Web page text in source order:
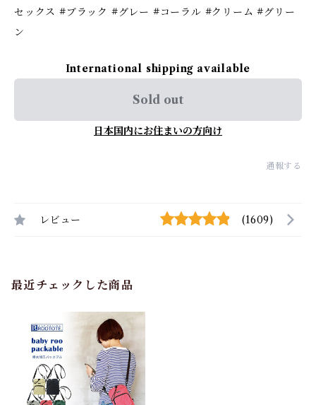
セックス #ブラック #グレー #コーラル #クリーム #グリー
ン
International shipping available
Sold out
日本国内にお住まいの方向け
通報する
レビュー (1609)
最近チェックした商品